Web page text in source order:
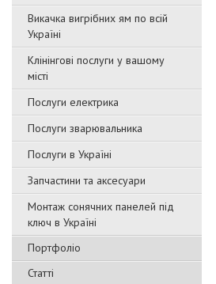
Викачка вигрібних ям по всій
Україні
Клінінгові послуги у вашому
місті
Послуги електрика
Послуги зварювальника
Послуги в Україні
Запчастини та аксесуари
Монтаж сонячних панелей під
ключ в Україні
Портфоліо
Статті